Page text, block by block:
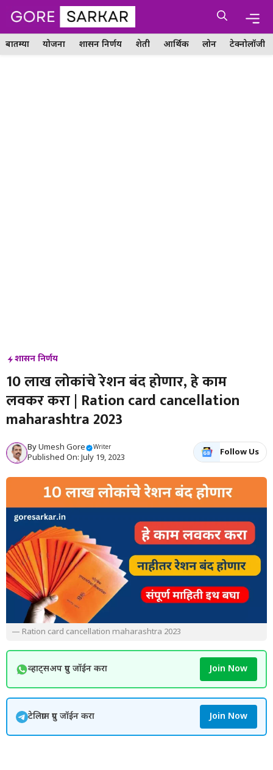
Skip
content
बातम्या योजना शासन निर्णय शेती आर्थिक लोन टेक्नोलॉजी
शासन निर्णय
10 लाख लोकांचे रेशन बंद होणार, हे काम
लवकर करा | Ration card cancellation
maharashtra 2023
ByUmesh Gore Writer
Published On: July 19, 2023
Follow Us
— Ration card cancellation maharashtra 2023
व्हाट्सअप ग्रुप जॉईन करा Join Now
टेलिग्राम ग्रुप जॉईन करा Join Now